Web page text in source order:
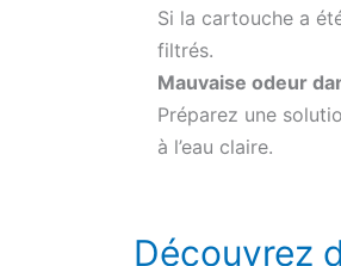
Si la cartouche a
filtrés.
Mauvaise odeur
Préparez une
à l’eau claire.
Découvrez